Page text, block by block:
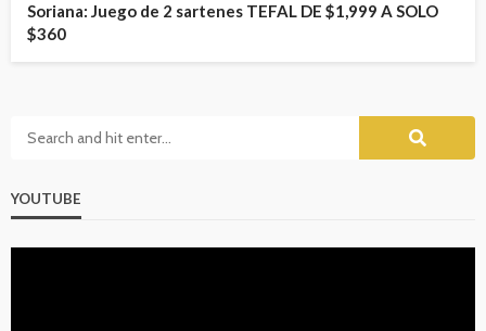
Soriana: Juego de 2 sartenes TEFAL DE $1,999 A SOLO
$360
YOUTUBE